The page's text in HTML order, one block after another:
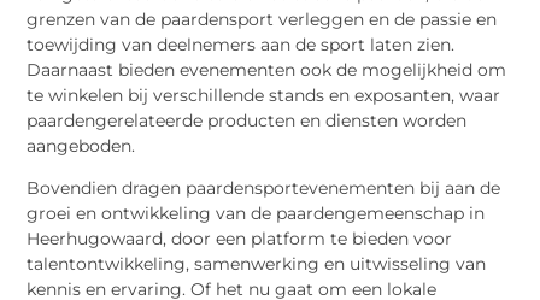
grenzen van de paardensport verleggen en de passie en
toewijding van deelnemers aan de sport laten zien.
Daarnaast bieden evenementen ook de mogelijkheid om
te winkelen bij verschillende stands en exposanten, waar
paardengerelateerde producten en diensten worden
aangeboden.
Bovendien dragen paardensportevenementen bij aan de
groei en ontwikkeling van de paardengemeenschap in
Heerhugowaard, door een platform te bieden voor
talentontwikkeling, samenwerking en uitwisseling van
kennis en ervaring. Of het nu gaat om een lokale